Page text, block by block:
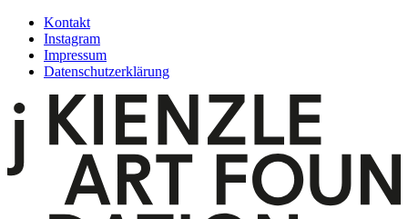
Zum
Inhalt
springen
Kontakt
Instagram
Impressum
Datenschutzerklärung